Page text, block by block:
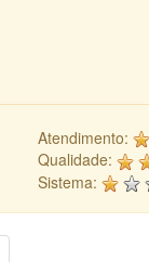
Atendimento:
Qualidade:
Sistema: